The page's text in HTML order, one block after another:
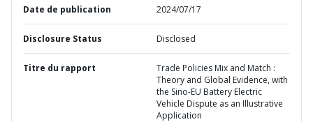
Date de publication 2024/07/17
Disclosure Status Disclosed
Titre du rapport
Trade Policies Mix and Match :
Theory and Global Evidence, with
the Sino-EU Battery Electric
Vehicle Dispute as an Illustrative
Application